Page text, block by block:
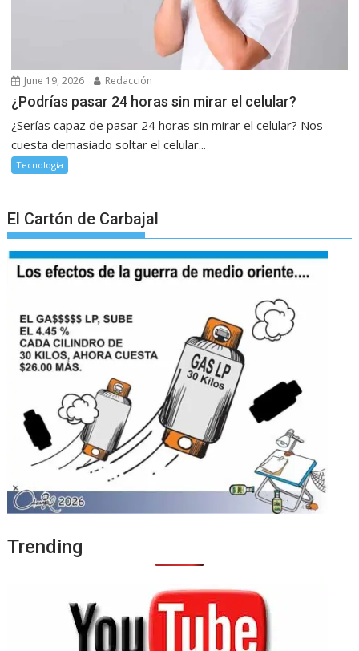
June 19, 2026 Redacción
¿Podrías pasar 24 horas sin mirar el celular?
¿Serías capaz de pasar 24 horas sin mirar el celular? Nos
cuesta demasiado soltar el celular...
Tecnología
El Cartón de Carbajal
Trending